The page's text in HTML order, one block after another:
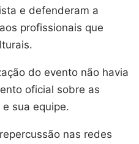
e defenderam a
profissionais que
do evento não havia
oficial sobre as
sua equipe.
nas redes